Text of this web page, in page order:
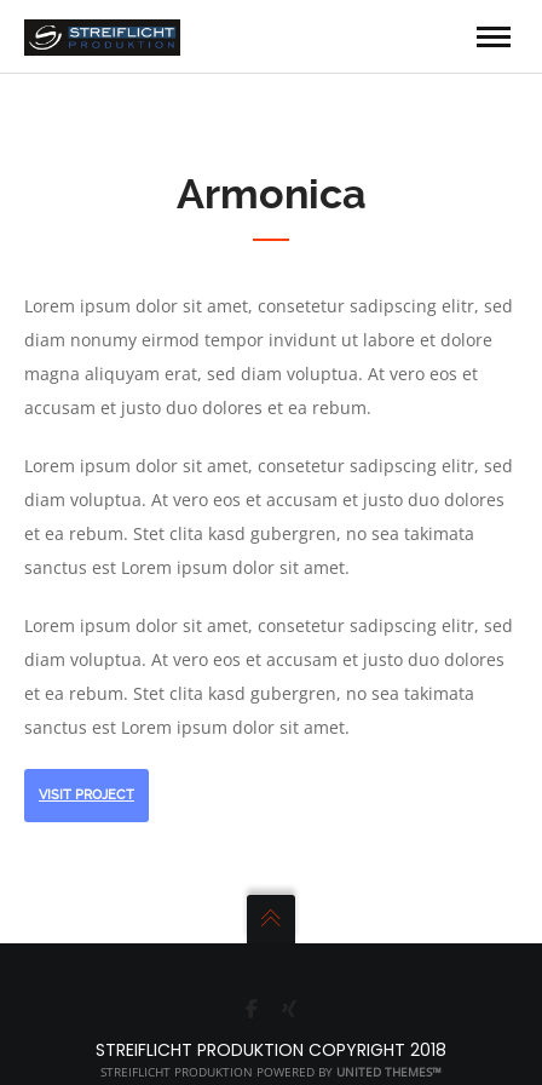
Armonica
Lorem ipsum dolor sit amet, consetetur sadipscing elitr, sed
diam nonumy eirmod tempor invidunt ut labore et dolore
magna aliquyam erat, sed diam voluptua. At vero eos et
accusam et justo duo dolores et ea rebum.
Lorem ipsum dolor sit amet, consetetur sadipscing elitr, sed
diam voluptua. At vero eos et accusam et justo duo dolores
et ea rebum. Stet clita kasd gubergren, no sea takimata
sanctus est Lorem ipsum dolor sit amet.
Lorem ipsum dolor sit amet, consetetur sadipscing elitr, sed
diam voluptua. At vero eos et accusam et justo duo dolores
et ea rebum. Stet clita kasd gubergren, no sea takimata
sanctus est Lorem ipsum dolor sit amet.
VISIT PROJECT
STREIFLICHT PRODUKTION COPYRIGHT 2018
STREIFLICHT PRODUKTION POWERED BY UNITED THEMES™